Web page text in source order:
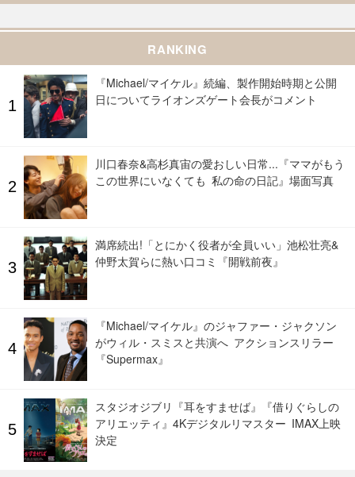
RANKING
『Michael/マイケル』続編、製作開始時期と公開
日についてライオンズゲート会長がコメント
川口春奈&高杉真宙の愛おしい日常...『ママがもう
この世界にいなくても 私の命の日記』場面写真
満席続出!「とにかく役者が全員いい」池松壮亮&
仲野太賀らに熱い口コミ『開戦前夜』
『Michael/マイケル』のジャファー・ジャクソン
がウィル・スミスと共演へ アクションスリラー
『Supermax』
スタジオジブリ『耳をすませば』『借りぐらしの
アリエッティ』4Kデジタルリマスター IMAX上映
決定